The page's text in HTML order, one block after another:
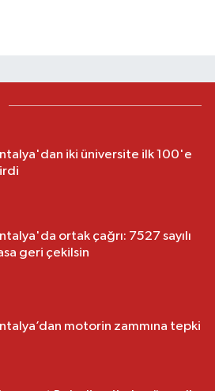
iki üniversite ilk 100'e
ortak çağrı: 7527 sayılı
geri çekilsin
motorin zammına tepki